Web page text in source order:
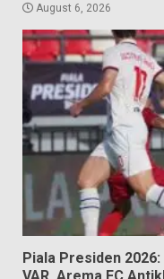
August 6, 2026
Piala Presiden